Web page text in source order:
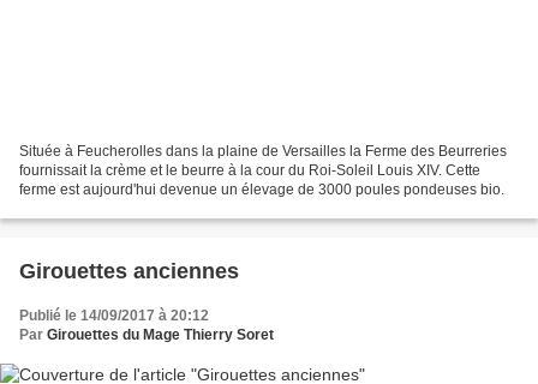
Située à Feucherolles dans la plaine de Versailles la Ferme des Beurreries
fournissait la crème et le beurre à la cour du Roi-Soleil Louis XIV. Cette
ferme est aujourd'hui devenue un élevage de 3000 poules pondeuses bio.
Girouettes anciennes
Publié le 14/09/2017 à 20:12
Par Girouettes du Mage Thierry Soret